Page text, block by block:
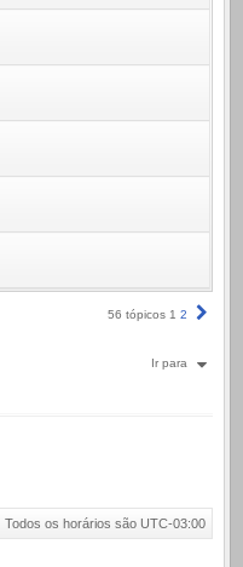
56 tópicos 1 2
Ir para
Todos os horários são UTC-03:00